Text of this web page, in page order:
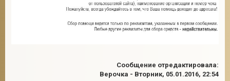
Сообщение отредактировала:
Верочка - Вторник, 05.01.2016, 22:54